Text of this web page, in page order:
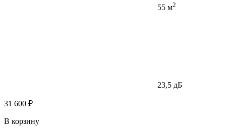
55 м2
23,5 дБ
31 600 ₽
В корзину